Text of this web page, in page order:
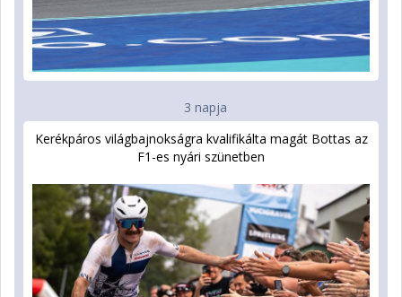
3 napja
Kerékpáros világbajnokságra kvalifikálta magát Bottas az
F1-es nyári szünetben